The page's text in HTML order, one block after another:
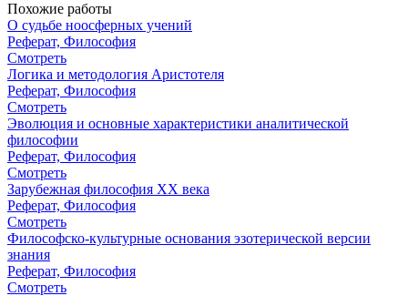
Похожие работы
О судьбе ноосферных учений
Реферат, Философия
Смотреть
Логика и методология Аристотеля
Реферат, Философия
Смотреть
Эволюция и основные характеристики аналитической
философии
Реферат, Философия
Смотреть
Зарубежная философия ХХ века
Реферат, Философия
Смотреть
Философско-культурные основания эзотерической версии
знания
Реферат, Философия
Смотреть